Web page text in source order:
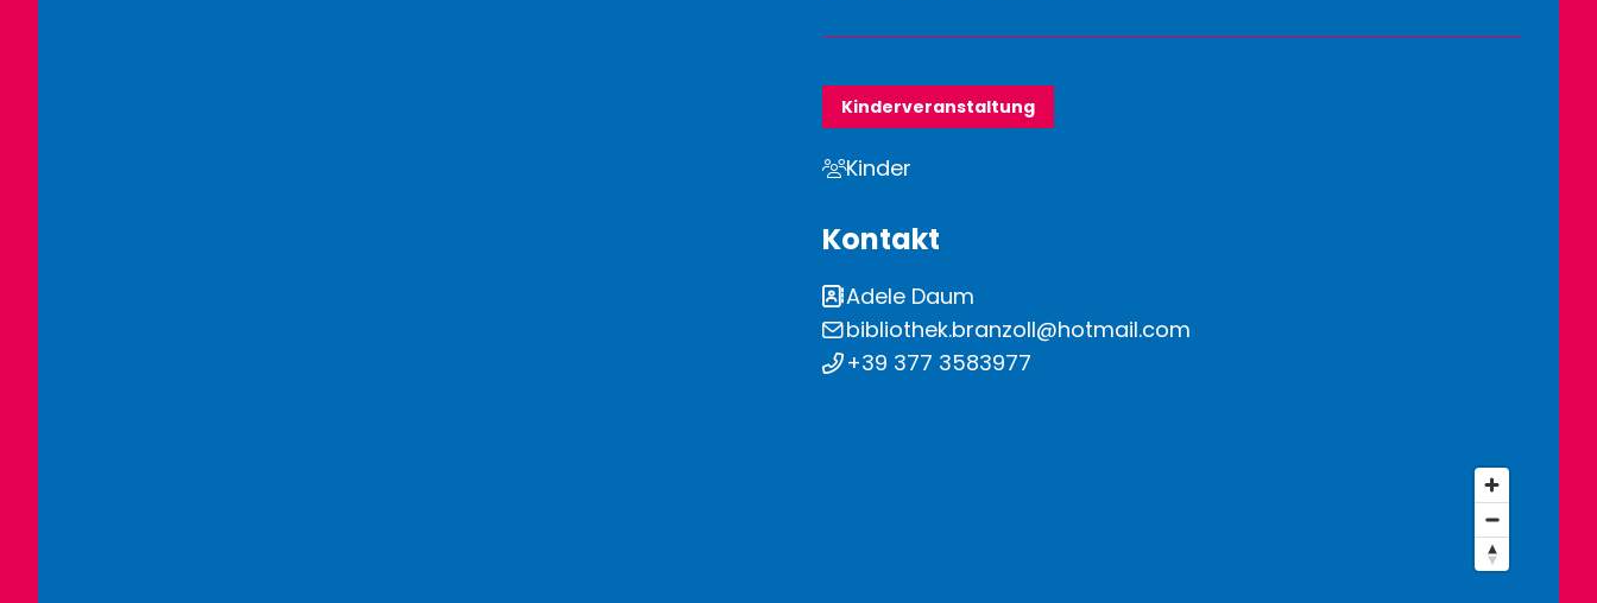
Kinderveranstaltung
Kinder
Kontakt
Adele Daum
bibliothek.branzoll@hotmail.com
+39 377 3583977